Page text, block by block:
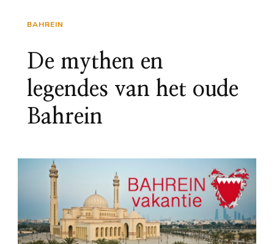
BAHREIN
De mythen en
legendes van het oude
Bahrein